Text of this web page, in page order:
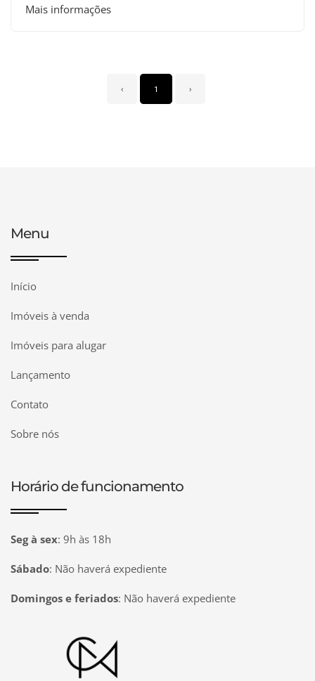
Mais informações
‹ 1 ›
Menu
Início
Imóveis à venda
Imóveis para alugar
Lançamento
Contato
Sobre nós
Horário de funcionamento
Seg à sex: 9h às 18h
Sábado: Não haverá expediente
Domingos e feriados: Não haverá expediente
Página inicial